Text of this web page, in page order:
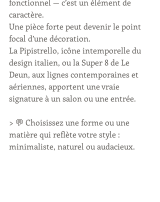
fonctionnel — c’est un élément de
caractère.
Une pièce forte peut devenir le point
focal d’une décoration.
La Pipistrello, icône intemporelle du
design italien, ou la Super 8 de Le
Deun, aux lignes contemporaines et
aériennes, apportent une vraie
signature à un salon ou une entrée.
> 💬 Choisissez une forme ou une
matière qui reflète votre style :
minimaliste, naturel ou audacieux.